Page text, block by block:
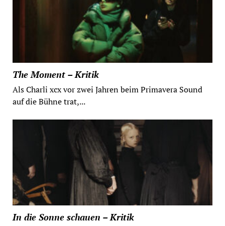
The Moment – Kritik
Als Charli xcx vor zwei Jahren beim Primavera Sound
auf die Bühne trat,...
In die Sonne schauen – Kritik